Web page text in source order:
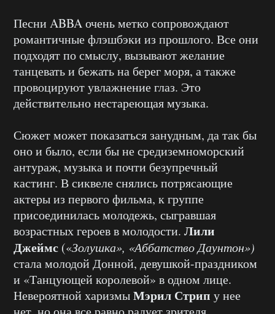
Песни ABBA очень метко сопровождают
романтичные флэшбэки из прошлого. Все они
подходят по смыслу, вызывают желание
танцевать и бежать на берег моря, а также
провоцируют увлажнение глаз. Это
действительно нестареющая музыка.
Сюжет может показаться занудным, да так бы
оно и было, если бы не средиземноморский
антураж, музыка и почти безупречный
кастинг. В сиквеле снялись потрясающие
актеры из первого фильма, к группе
присоединилась молодежь, сыгравшая
возрастных героев в молодости. Лили
Джеймс («Золушка», «Аббатство Даунтон»)
стала молодой Донной, девушкой-праздником
и «Танцующей королевой» в одном лице.
Невероятной харизмыМэрил Стрип у нее